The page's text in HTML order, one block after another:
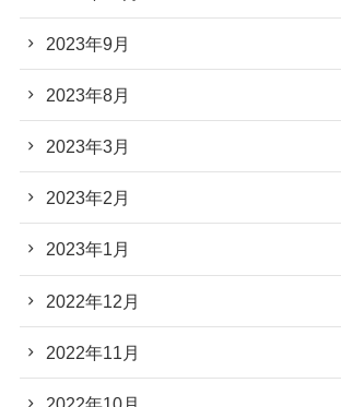
2023年9月
2023年8月
2023年3月
2023年2月
2023年1月
2022年12月
2022年11月